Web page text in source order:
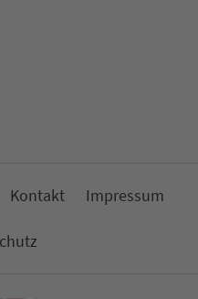
Kon­takt Impressum